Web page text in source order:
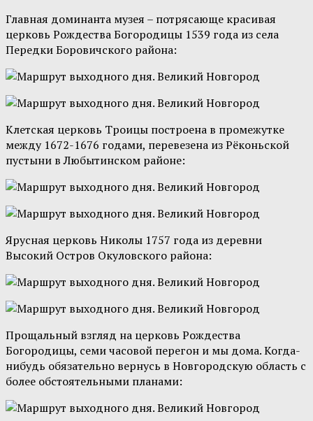
Главная доминанта музея – потрясающе красивая
церковь Рождества Богородицы 1539 года из села
Передки Боровичского района:
Клетская церковь Троицы построена в промежутке
между 1672-1676 годами, перевезена из Рёконьской
пустыни в Любытинском районе:
Ярусная церковь Николы 1757 года из деревни
Высокий Остров Окуловского района:
Прощальный взгляд на церковь Рождества
Богородицы, семи часовой перегон и мы дома. Когда-
нибудь обязательно вернусь в Новгородскую область с
более обстоятельными планами: